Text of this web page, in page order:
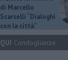
di Marcello
Scarselli “Dialoghi
con la città"
QUI Condoglianze